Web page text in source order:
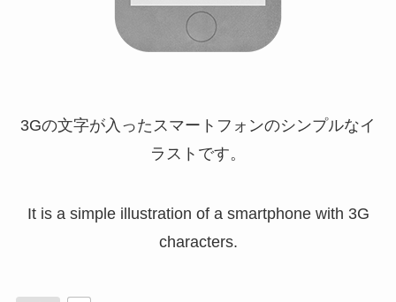
3Gの文字が入ったスマートフォンのシンプルなイ
ラストです。
It is a simple illustration of a smartphone with 3G
characters.